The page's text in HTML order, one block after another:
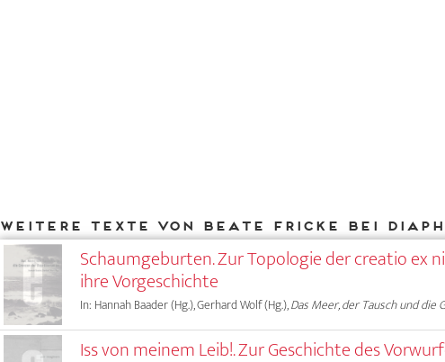
Weitere Texte von Beate Fricke bei
Schaumgeburten. Zur Topologie der creatio ex
ihre Vorgeschichte
In: Hannah Baader (Hg.), Gerhard Wolf (Hg.),Das Meer, der Tausch und
Iss von meinem Leib!. Zur Geschichte des